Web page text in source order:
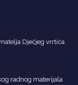
Dječjeg vrrtića
radnog materijala